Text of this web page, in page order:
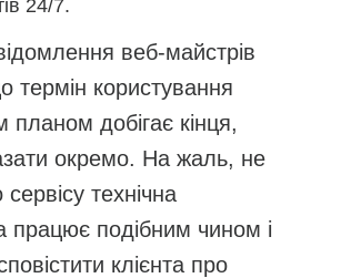
24/7.
веб-майстрів
термін користування
добігає кінця,
окремо. На жаль, не
технічна
працює подібним чином і
клієнта про